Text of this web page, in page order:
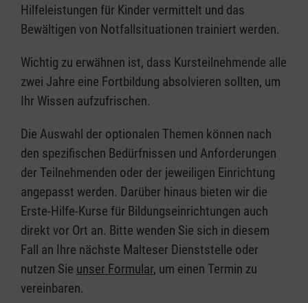
Hilfeleistungen für Kinder vermittelt und das
Bewältigen von Notfallsituationen trainiert werden.
Wichtig zu erwähnen ist, dass Kursteilnehmende alle
zwei Jahre eine Fortbildung absolvieren sollten, um
Ihr Wissen aufzufrischen.
Die Auswahl der optionalen Themen können nach
den spezifischen Bedürfnissen und Anforderungen
der Teilnehmenden oder der jeweiligen Einrichtung
angepasst werden. Darüber hinaus bieten wir die
Erste-Hilfe-Kurse für Bildungseinrichtungen auch
direkt vor Ort an. Bitte wenden Sie sich in diesem
Fall an Ihre nächste Malteser Dienststelle oder
nutzen Sie unser Formular, um einen Termin zu
vereinbaren.